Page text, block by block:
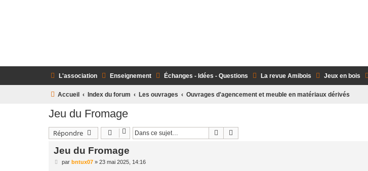
L'association Enseignement Échanges - Idées - Questions La revue Amibois Jeux en bois
Accueil Index du forum Les ouvrages Ouvrages d'agencement et meuble en matériaux dérivés
Jeu du Fromage
Répondre Rechercher
Jeu du Fromage
M
par bntux07» 23 mai 2025, 14:16